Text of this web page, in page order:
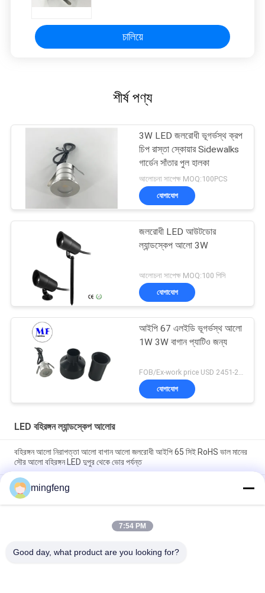
চালিয়ে
শীর্ষ পণ্য
3W LED জলরোধী ভূগর্ভস্থ ক্রপ
চিপ রাস্তা স্কোয়ার Sidewalks
গার্ডেন সাঁতার পুল হালকা
আলোচনা সাপেক্ষ MOQ:100PCS
যোগাযোগ
জলরোধী LED আউটডোর
ল্যান্ডস্কেপ আলো 3W
আলোচনা সাপেক্ষ MOQ:100 পিসি
যোগাযোগ
আইপি 67 এলইডি ভূগর্ভস্থ আলো
1W 3W বাগান প্যাটিও জন্য
যোগাযোগ
LED বহিরঙ্গন ল্যান্ডস্কেপ আলোর
বহিরঙ্গন আলো নিরাপত্তা আলো বাগান আলো জলরোধী আইপি 65 সিই RoHS ভাল মানের
সৌর আলো বহিরঙ্গন LED দুপুর থেকে ভোর পর্যন্ত
LED মিনি বাঁশ টিউব ওয়াল লাইট 1W*2 IP65 RGB ওয়াটারপ্রুফ ওয়াল ল্যাম্প আপ
ডাউন আউটডোর লাইট
LED মিনি বাঁশ টিউব ওয়াল লাইট 1W IP65 RGB 2700-6500K ওয়াল ব্র্যাকেট লাইট
mingfeng
7:54 PM
Good day, what product are you looking for?